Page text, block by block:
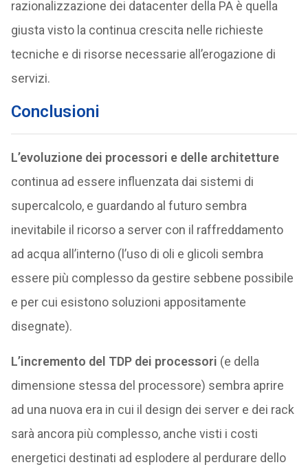
razionalizzazione dei datacenter della PA è quella
giusta visto la continua crescita nelle richieste
tecniche e di risorse necessarie all’erogazione di
servizi.
Conclusioni
L’evoluzione dei processori e delle architetture
continua ad essere influenzata dai sistemi di
supercalcolo, e guardando al futuro sembra
inevitabile il ricorso a server con il raffreddamento
ad acqua all’interno (l’uso di oli e glicoli sembra
essere più complesso da gestire sebbene possibile
e per cui esistono soluzioni appositamente
disegnate).
L’incremento del TDP dei processori (e della
dimensione stessa del processore) sembra aprire
ad una nuova era in cui il design dei server e dei rack
sarà ancora più complesso, anche visti i costi
energetici destinati ad esplodere al perdurare dello